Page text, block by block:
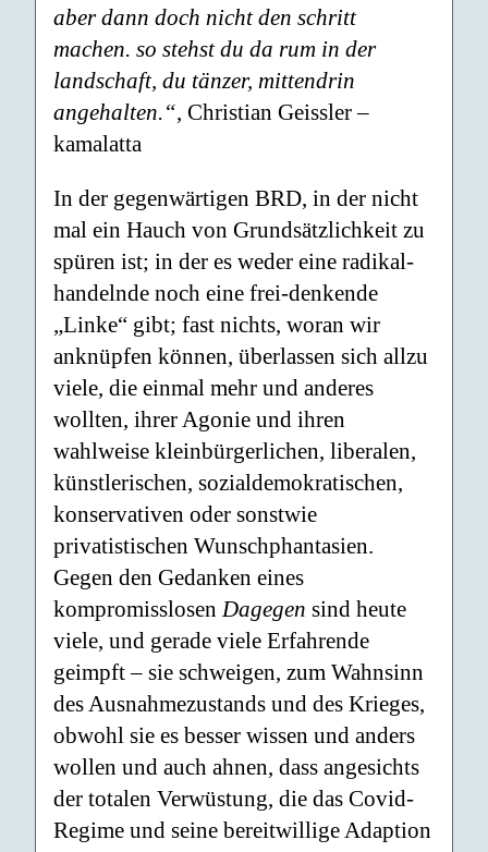
aber dann doch nicht den schritt
machen. so stehst du da rum in der
landschaft, du tänzer, mittendrin
angehalten.“, Christian Geissler –
kamalatta
In der gegenwärtigen BRD, in der nicht
mal ein Hauch von Grundsätzlichkeit zu
spüren ist; in der es weder eine radikal-
handelnde noch eine frei-denkende
„Linke“ gibt; fast nichts, woran wir
anknüpfen können, überlassen sich allzu
viele, die einmal mehr und anderes
wollten, ihrer Agonie und ihren
wahlweise kleinbürgerlichen, liberalen,
künstlerischen, sozialdemokratischen,
konservativen oder sonstwie
privatistischen Wunschphantasien.
Gegen den Gedanken eines
kompromisslosenDagegen sind heute
viele, und gerade viele Erfahrende
geimpft – sie schweigen, zum Wahnsinn
des Ausnahmezustands und des Krieges,
obwohl sie es besser wissen und anders
wollen und auch ahnen, dass angesichts
der totalen Verwüstung, die das Covid-
Regime und seine bereitwillige Adaption